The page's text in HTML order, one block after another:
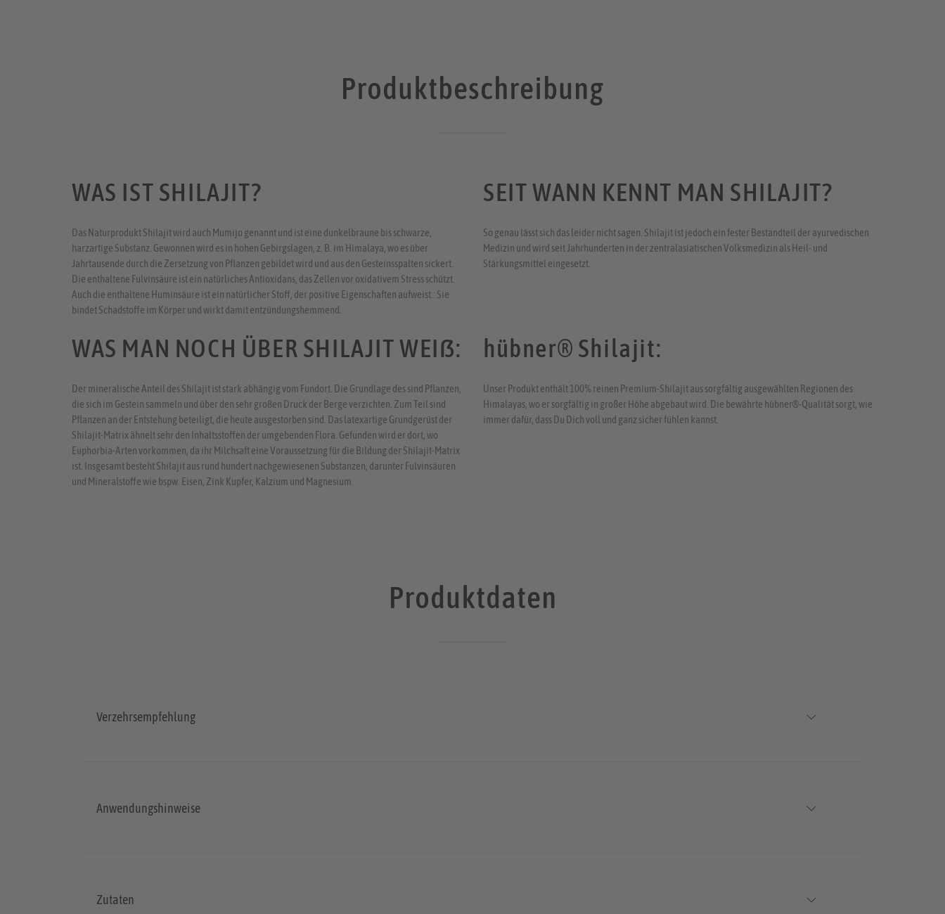
Produktbeschreibung
WAS IST SHILAJIT?
Das Naturprodukt Shilajit wird auch Mumijo genannt und ist eine dunkelbraune bis schwarze,
harzartige Substanz. Gewonnen wird es in hohen Gebirgslagen, z. B. im Himalaya, wo es über
Jahrtausende durch die Zersetzung von Pflanzen gebildet wird und aus den Gesteinsspalten sickert.
Die enthaltene Fulvinsäure ist ein natürliches Antioxidans, das Zellen vor oxidativem Stress schützt.
Auch die enthaltene Huminsäure ist ein natürlicher Stoff, der positive Eigenschaften aufweist.: Sie
bindet Schadstoffe im Körper und wirkt damit entzündungshemmend.
SEIT WANN KENNT MAN SHILAJIT?
So genau lässt sich das leider nicht sagen. Shilajit ist jedoch ein fester Bestandteil der ayurvedischen
Medizin und wird seit Jahrhunderten in der zentralasiatischen Volksmedizin als Heil- und
Stärkungsmittel eingesetzt.
WAS MAN NOCH ÜBER SHILAJIT WEIß:
Der mineralische Anteil des Shilajit ist stark abhängig vom Fundort. Die Grundlage des sind Pflanzen,
die sich im Gestein sammeln und über den sehr großen Druck der Berge verzichten. Zum Teil sind
Pflanzen an der Entstehung beteiligt, die heute ausgestorben sind. Das latexartige Grundgerüst der
Shilajit-Matrix ähnelt sehr den Inhaltsstoffen der umgebenden Flora. Gefunden wird er dort, wo
Euphorbia-Arten vorkommen, da ihr Milchsaft eine Voraussetzung für die Bildung der Shilajit-Matrix
ist. Insgesamt besteht Shilajit aus rund hundert nachgewiesenen Substanzen, darunter Fulvinsäuren
und Mineralstoffe wie bspw. Eisen, Zink Kupfer, Kalzium und Magnesium.
hübner® Shilajit:
Unser Produkt enthält 100% reinen Premium-Shilajit aus sorgfältig ausgewählten Regionen des
Himalayas, wo er sorgfältig in großer Höhe abgebaut wird. Die bewährte hübner®-Qualität sorgt, wie
immer dafür, dass Du Dich voll und ganz sicher fühlen kannst.
Produktdaten
Verzehrsempfehlung
Anwendungshinweise
Zutaten